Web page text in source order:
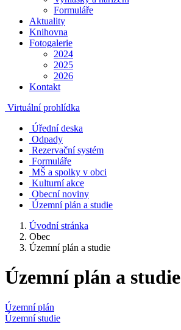
Formuláře
Aktuality
Knihovna
Fotogalerie
2024
2025
2026
Kontakt
Virtuální prohlídka
Úřední deska
Odpady
Rezervační systém
Formuláře
MŠ a spolky v obci
Kulturní akce
Obecní noviny
Územní plán a studie
Úvodní stránka
Obec
Územní plán a studie
Územní plán a studie
Územní plán
Územní studie